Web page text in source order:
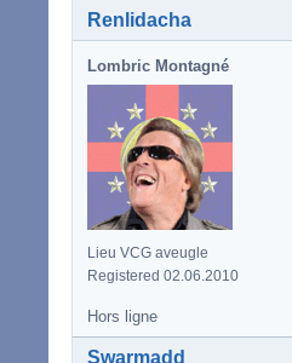
Renlidacha
Lombric Montagné
Lieu VCG aveugle
Registered 02.06.2010
Hors ligne
Swarmadd